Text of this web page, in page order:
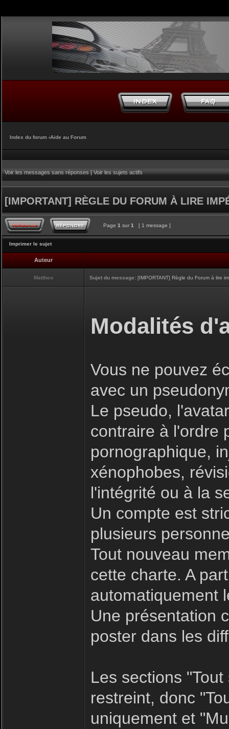
Index du forum ‹Aide au Forum
Voir les messages sans réponses|Voir les sujets actifs
[IMPORTANT] RÈGLE DU FORUM À LIRE
Page 1 sur 1 [ 1 message ]
Imprimer le sujet
Auteur
Mattheo Sujet du message: [IMPORTANT] Règle du Forum à lire
Modalités
Vous ne pouvez
avec un
Le pseudo,
contraire à l'ordre
pornographique,
xénophobes,
l'intégrité ou à la
Un compte est
plusieurs
Tout nouveau
cette charte. A
automatiquement
Une présentation
poster dans les
Les sections
restreint, donc
uniquement et